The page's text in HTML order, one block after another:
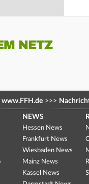
NETZ
www.FFH.de >>>
NEWS
Hessen News
Frankfurt News
Wiesbaden News
Mainz News
Kassel News